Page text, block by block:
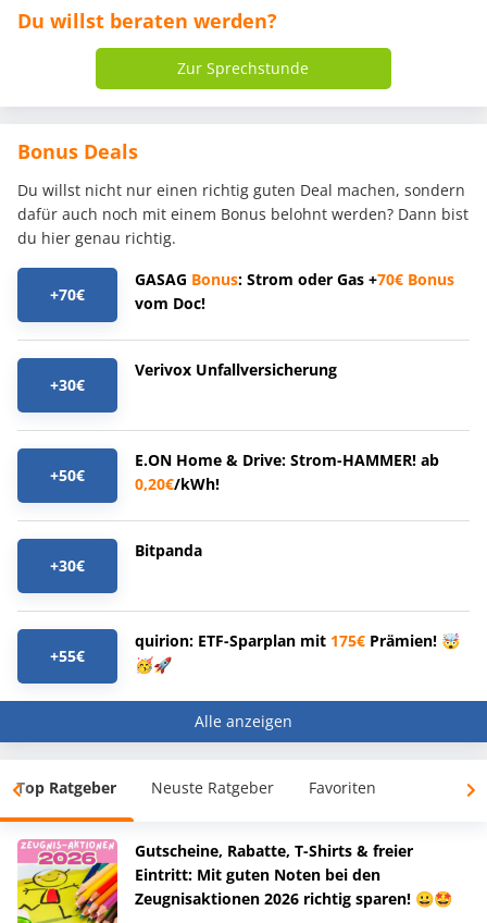
Du willst beraten werden?
Zur Sprechstunde
Bonus Deals
Du willst nicht nur einen richtig guten Deal machen, sondern
dafür auch noch mit einem Bonus belohnt werden? Dann bist
du hier genau richtig.
+70€
GASAG Bonus: Strom oder Gas +70€ Bonus
vom Doc!
+30€
Verivox Unfallversicherung
+50€
E.ON Home & Drive: Strom-HAMMER! ab
0,20€/kWh!
+30€
Bitpanda
+55€
quirion: ETF-Sparplan mit 175€ Prämien! 🤯
🥳🚀
Alle anzeigen
Top Ratgeber Neuste Ratgeber Favoriten
Gutscheine, Rabatte, T-Shirts & freier
Eintritt: Mit guten Noten bei den
Zeugnisaktionen 2026 richtig sparen! 😀🤩